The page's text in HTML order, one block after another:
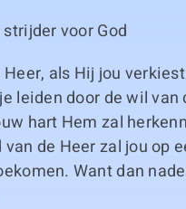
voor God
als Hij jou
leiden door de wil van
hart Hem zal
de Heer zal jou op
Want dan